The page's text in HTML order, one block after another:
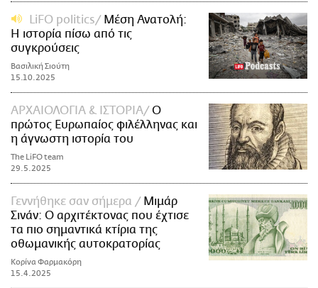
LiFO politics
Μέση Ανατολή:
Η ιστορία πίσω από τις
συγκρούσεις
Βασιλική Σιούτη
15.10.2025
ΑΡΧΑΙΟΛΟΓΙΑ & ΙΣΤΟΡΙΑ
Ο
πρώτος Ευρωπαίος φιλέλληνας και
η άγνωστη ιστορία του
The LiFO team
29.5.2025
Γεννήθηκε σαν σήμερα
Μιμάρ
Σινάν: Ο αρχιτέκτονας που έχτισε
τα πιο σημαντικά κτίρια της
οθωμανικής αυτοκρατορίας
Κορίνα Φαρμακόρη
15.4.2025